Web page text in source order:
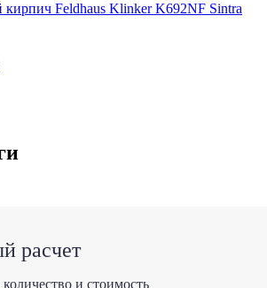
Feldhaus Klinker K692NF Sintra
расчет
и стоимость